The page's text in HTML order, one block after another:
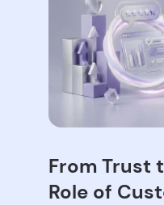
From Trust
Role of